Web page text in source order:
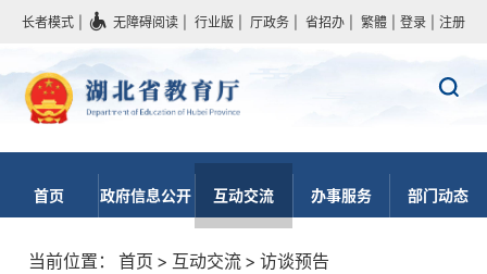
长者模式 无障碍阅读 行业版 厅政务 省招办 繁體 登录 注册
首页 政府信息公开 互动交流 办事服务 部门动态
当前位置： 首页 > 互动交流 > 访谈预告